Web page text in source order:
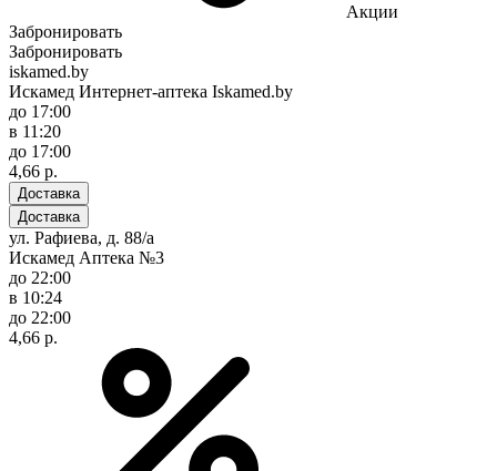
Акции
Забронировать
Забронировать
iskamed.by
Искамед Интернет-аптека Iskamed.by
до 17:00
в 11:20
до 17:00
4,66 р.
Доставка
Доставка
ул. Рафиева, д. 88/а
Искамед Аптека №3
до 22:00
в 10:24
до 22:00
4,66 р.